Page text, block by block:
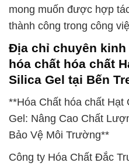
mong muốn được hợp
thành công trong công
Địa chỉ chuyên
hóa chất hóa chất
Silica Gel tại Bến
**Hóa Chất hóa chất Hạt
Gel: Nâng Cao Chất
Bảo Vệ Môi Trường**
Công ty Hóa Chất Đắc